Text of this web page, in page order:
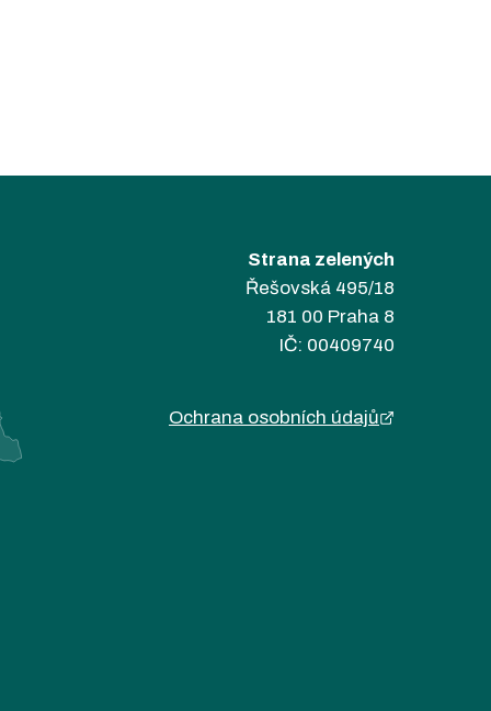
Strana zelených
Řešovská 495/18
181 00 Praha 8
IČ: 00409740
Ochrana osobních údajů